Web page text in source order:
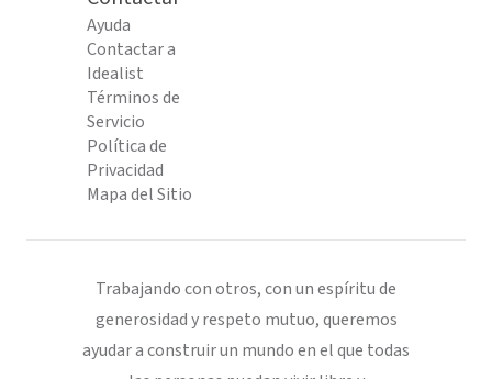
Ayuda
Contactar a
Idealist
Términos de
Servicio
Política de
Privacidad
Mapa del Sitio
Trabajando con otros, con un espíritu de
generosidad y respeto mutuo, queremos
ayudar a construir un mundo en el que todas